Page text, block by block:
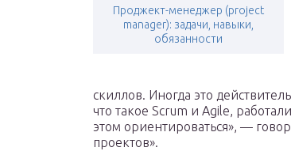
Проджект-менеджер (project
manager): задачи, навыки,
обязанности
скиллов. Иногда это
что такое Scrum и Agile,
этом ориентироваться», —
проектов».